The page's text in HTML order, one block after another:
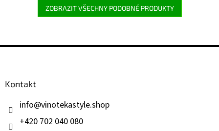
ZOBRAZIT VŠECHNY PODOBNÉ PRODUKTY
Z
Kontakt
info@vinotekastyle.shop
+420 702 040 080